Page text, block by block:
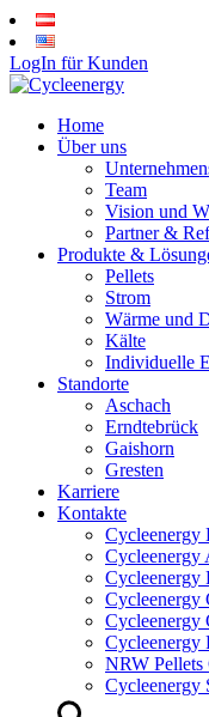
LogIn für Kunden
Home
Über uns
Team
Vision und
Partner &
Produkte &
Pellets
Strom
Wärme und
Kälte
Individuelle
Standorte
Aschach
Erndtebrück
Gaishorn
Gresten
Karriere
Kontakte
Cycleenergy
Cycleenergy
Cycleenergy
Cycleenergy
Cycleenergy
Cycleenergy
NRW Pellets
Cycleenergy